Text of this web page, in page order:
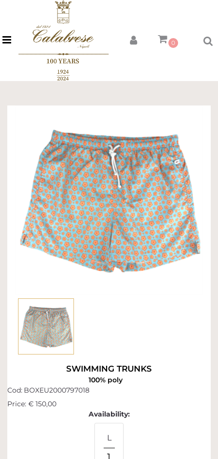
Open menu 0
SWIMMING TRUNKS
100% poly
Cod: BOXEU2000797018
Price: € 150,00
Availability:
L